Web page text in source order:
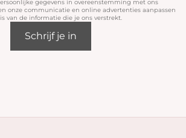
gegevens in overeenstemming met ons
onze communicatie en online advertenties aanpassen
van de informatie die je ons verstrekt.
Schrijf je in